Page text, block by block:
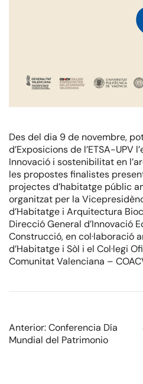
Des del dia 9 de novembre,
d’Exposicions de l’ETSA-UPV
Innovació i sostenibilitat en
les propostes finalistes
projectes d’habitatge públic
organitzat per la
d’Habitatge i Arquitectura
Direcció General d’Innovació
Construcció, en col·laboració
d’Habitatge i Sòl i el Col·legi
Comunitat Valenciana –
Anterior:Conferencia Día
Mundial del Patrimonio